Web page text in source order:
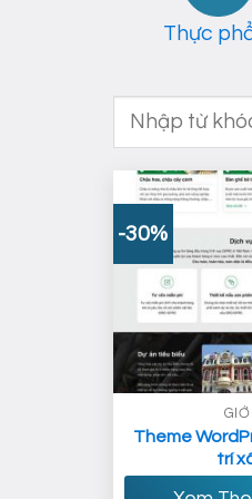
Thực
Tìm
-30%
Theme
trí